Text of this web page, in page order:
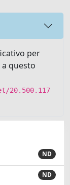
per
questo
20.500.117
ND
ND